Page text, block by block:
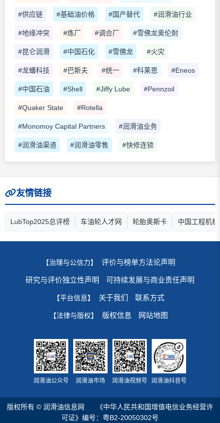
#供应链 #基础油价格 #国产替代 #润滑油行业
#地缘冲突 #炼厂 #调合厂 #雪佛龙奥伦耐
#昆仑润滑 #中国石化 #雪佛龙 #火灾
#龙蟠科技 #巴斯夫 #统一 #科莱恩 #Eneos
#中国石油 #Shell #Jiffy Lube #Pennzoil
#Quaker State #Rotella
#Monomoy Capital Partners #润滑油业务
#润滑油渠道 #润滑油零售 #快修连锁
友情链接
LubTop2025总评榜 车油轮人才网 轮胎奥斯卡 中国工程机
【治理与公信力】 评价与榜单方法论声明
研究与评价独立性声明 可持续发展与商业责任声明
【平台信息】 关于我们 联系方式
【法律与版权】 版权信息 网站地图
润滑油公众号 润滑油市场 润滑油视频号 润滑油抖音号
版权所有 © 润滑油信息网
《中华人民共和国增值电信业务经营许
可证》编号：粤B2-20050302号